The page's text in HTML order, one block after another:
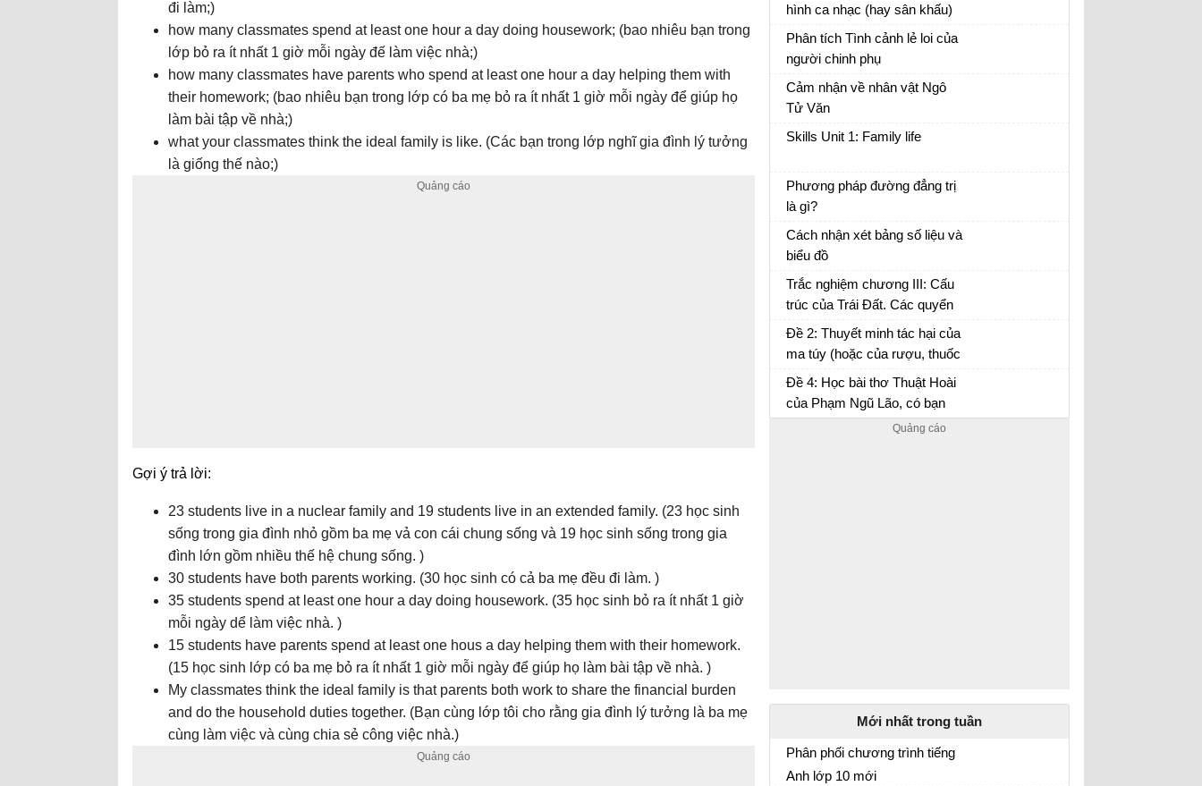
đi làm;)
how many classmates spend at least one hour a day doing housework; (bao nhiêu bạn trong
lớp bỏ ra ít nhất 1 giờ mỗi ngày đế làm việc nhà;)
how many classmates have parents who spend at least one hour a day helping them with
their homework; (bao nhiêu bạn trong lớp có ba mẹ bỏ ra ít nhất 1 giờ mỗi ngày để giúp họ
làm bài tập về nhà;)
what your classmates think the ideal family is like. (Các bạn trong lớp nghĩ gia đình lý tưởng
là giống thế nào;)
Gợi ý trả lời:
23 students live in a nuclear family and 19 students live in an extended family. (23 học sinh
sống trong gia đình nhỏ gồm ba mẹ vả con cái chung sống và 19 học sinh sống trong gia
đình lớn gồm nhiều thế hệ chung sống. )
30 students have both parents working. (30 học sinh có cả ba mẹ đều đi làm. )
35 students spend at least one hour a day doing housework. (35 học sinh bỏ ra ít nhất 1 giờ
mỗi ngày dể làm việc nhà. )
15 students have parents spend at least one hous a day helping them with their homework.
(15 học sinh lớp có ba mẹ bỏ ra ít nhất 1 giờ mỗi ngày để giúp họ làm bài tập về nhà. )
My classmates think the ideal family is that parents both work to share the financial burden
and do the household duties together. (Bạn cùng lớp tôi cho rằng gia đình lý tưởng là ba mẹ
cùng làm việc và cùng chia sẻ công việc nhà.)
hình ca nhạc (hay sân khấu)
mà anh (chị) hằng yêu thích.
Phân tích Tình cảnh lẻ loi của
người chinh phụ
Phân tích đoạn trích Tình cảnh lẻ loi của người
chinh phụ
Cảm nhận về nhân vật Ngô
Tử Văn
Chuyện chức phán sự đền Tản Viên
Skills Unit 1: Family life
Phương pháp đường đẳng trị
là gì?
Cách nhận xét bảng số liệu và
biểu đồ
Ôn tập Địa 10
Trắc nghiệm chương III: Cấu
trúc của Trái Đất. Các quyển
của lớp vỏ địa lí
Đề 2: Thuyết minh tác hại của
ma túy (hoặc của rượu, thuốc
lá…) đối với đời sống con
người.
Đề 4: Học bài thơ Thuật Hoài
của Phạm Ngũ Lão, có bạn
cho rằng: Sự hổ thẹn của tác
Mới nhất trong tuần
Phân phối chương trình tiếng
Anh lớp 10 mới